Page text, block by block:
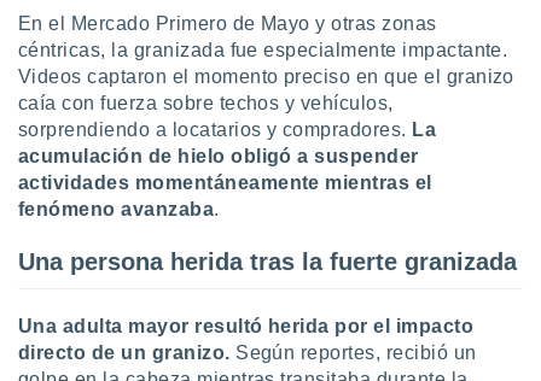
su
u
datos
momento
en
en
en
de
En el Mercado Primero de Mayo y otras zonas
céntricas, la granizada fue especialmente impactante.
Videos captaron el momento preciso en que el granizo
caía con fuerza sobre techos y vehículos,
sorprendiendo a locatarios y compradores. La
acumulación de hielo obligó a suspender
actividades momentáneamente mientras el
fenómeno avanzaba.
Una persona herida tras la fuerte granizada
Una adulta mayor resultó herida por el impacto
directo de un granizo. Según reportes, recibió un